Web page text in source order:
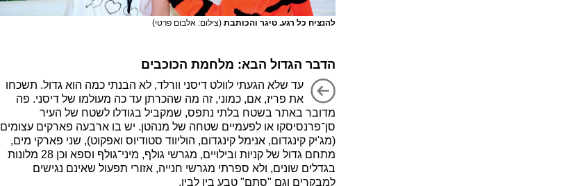
להנציח כל רגע. טיגר והכותבת (צילום: אלבום פרטי)
הדבר הגדול הבא: מלחמת הכוכבים
עד שלא הגעתי לוולט דיסני וורלד, לא הבנתי כמה הוא גדול. תשכחו
את פריז, אם, כמוני, זה מה שהכרתן עד כה מעולמו של דיסני. פה
מדובר באתר בשטח בלתי נתפס, שמקביל בגודלו לשטח של העיר
סן־פרנסיסקו או לפעמיים שטחה של מנהטן. יש בו ארבעה פארקים עצומים
(מג'יק קינגדום, אנימל קינגדום, הוליווד סטודיוס ואפקוט), שני פארקי מים,
מתחם גדול של קניות ובילויים, מגרשי גולף, מיני־גולף וספא וכן 28 מלונות
בגדלים שונים, ולא ספרתי מגרשי חנייה, אזורי תפעול שאינם נגישים
למבקרים וגם "סתם" טבע בין לבין.